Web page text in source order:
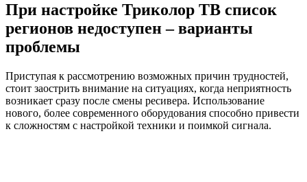
При настройке Триколор ТВ список
регионов недоступен – варианты
проблемы
Приступая к рассмотрению возможных причин трудностей,
стоит заострить внимание на ситуациях, когда неприятность
возникает сразу после смены ресивера. Использование
нового, более современного оборудования способно привести
к сложностям с настройкой техники и поимкой сигнала.